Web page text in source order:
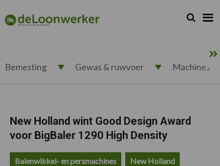
de
hoofdnavigatie
de
hoofd
de
eerste
de
voettekst
deloonwerker.nl Zoeken...
Zoek
Bemesting Gewas & ruwvoer Machines
New Holland wint Good Design Award
voor BigBaler 1290 High Density
Balenwikkel- en persmachines New Holland